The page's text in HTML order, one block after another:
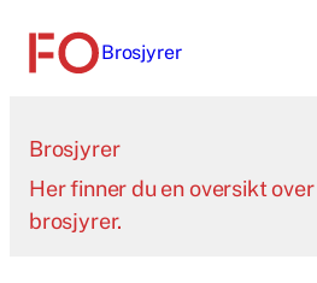
Brosjyrer
Brosjyrer
Her finner du en oversikt
brosjyrer.